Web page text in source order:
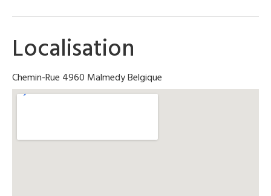
Localisation
Chemin-Rue 4960 Malmedy Belgique